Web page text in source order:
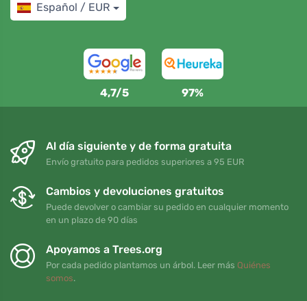
Español / EUR
4,7/5 97%
Al día siguiente y de forma gratuita
Envío gratuito para pedidos superiores a 95 EUR
Cambios y devoluciones gratuitos
Puede devolver o cambiar su pedido en cualquier momento
en un plazo de 90 días
Apoyamos a Trees.org
Por cada pedido plantamos un árbol. Leer más Quiénes
somos.